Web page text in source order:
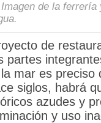
de la ferrería
de
partes
mar es preciso
siglos, habrá
azudes y
y uso